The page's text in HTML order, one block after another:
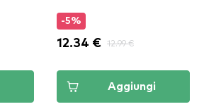
-5%
12.34 € 12.99 €
Aggiungi